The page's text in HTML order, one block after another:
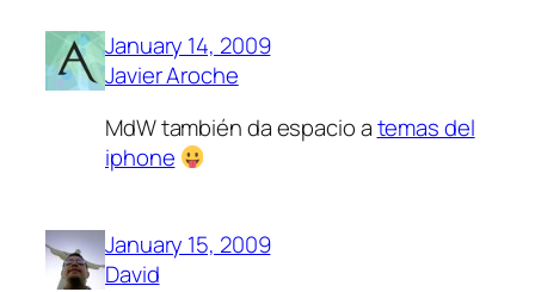
January 14, 2009
Javier Aroche
MdW también da espacio atemas del
iphone
January 15, 2009
David